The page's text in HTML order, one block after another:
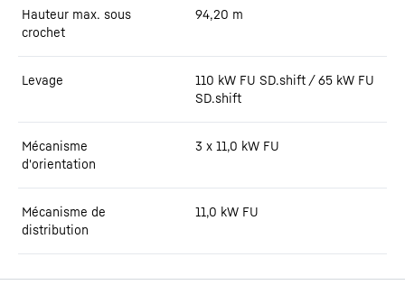
Hauteur max. sous
crochet
94,20 m
Levage
110 kW FU SD.shift / 65 kW FU
SD.shift
Mécanisme
d'orientation
3 x 11,0 kW FU
Mécanisme de
distribution
11,0 kW FU